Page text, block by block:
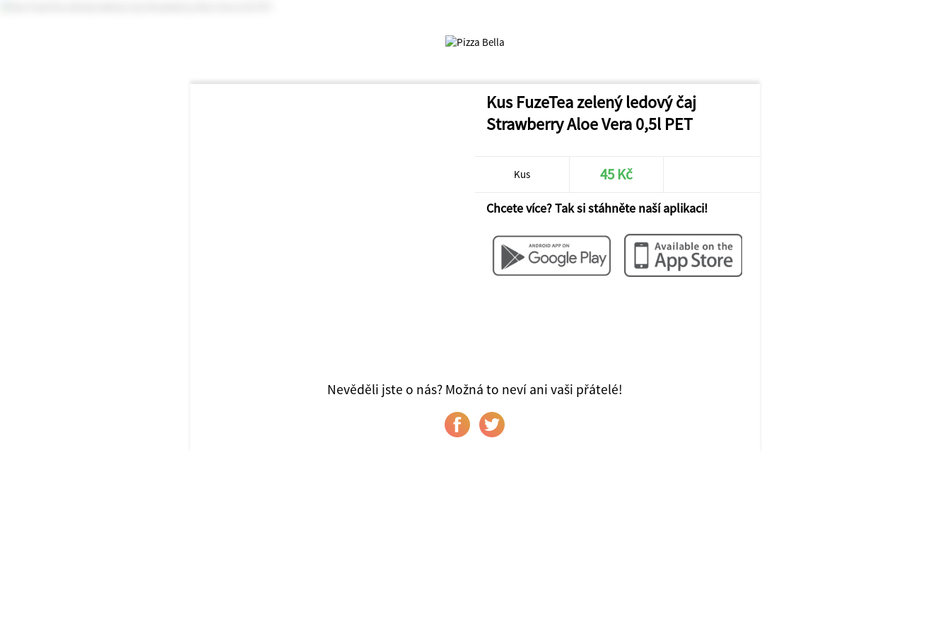
Kus FuzeTea zelený ledový čaj
Strawberry Aloe Vera 0,5l PET
Kus 45 Kč
Chcete více? Tak si stáhněte naší aplikaci!
Nevěděli jste o nás? Možná to neví ani vaši přátelé!